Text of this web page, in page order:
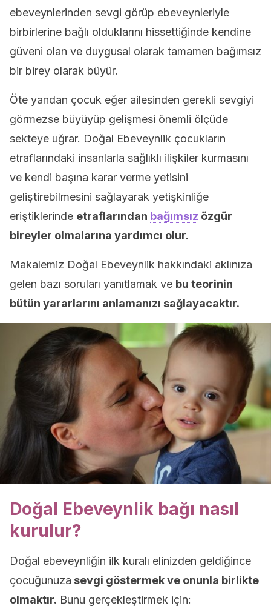
ebeveynlerinden sevgi görüp ebeveynleriyle
birbirlerine bağlı olduklarını hissettiğinde kendine
güveni olan ve duygusal olarak tamamen bağımsız
bir birey olarak büyür.
Öte yandan çocuk eğer ailesinden gerekli sevgiyi
görmezse büyüyüp gelişmesi önemli ölçüde
sekteye uğrar. Doğal Ebeveynlik çocukların
etraflarındaki insanlarla sağlıklı ilişkiler kurmasını
ve kendi başına karar verme yetisini
geliştirebilmesini sağlayarak yetişkinliğe
eriştiklerinde etraflarından bağımsız özgür
bireyler olmalarına yardımcı olur.
Makalemiz Doğal Ebeveynlik hakkındaki aklınıza
gelen bazı soruları yanıtlamak ve bu teorinin
bütün yararlarını anlamanızı sağlayacaktır.
Doğal Ebeveynlik bağı nasıl
kurulur?
Doğal ebeveynliğin ilk kuralı elinizden geldiğince
çocuğunuza sevgi göstermek ve onunla birlikte
olmaktır. Bunu gerçekleştirmek için: